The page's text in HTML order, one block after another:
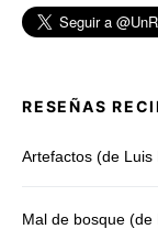
RESEÑAS
Artefactos (de Luis
Mal de bosque (de